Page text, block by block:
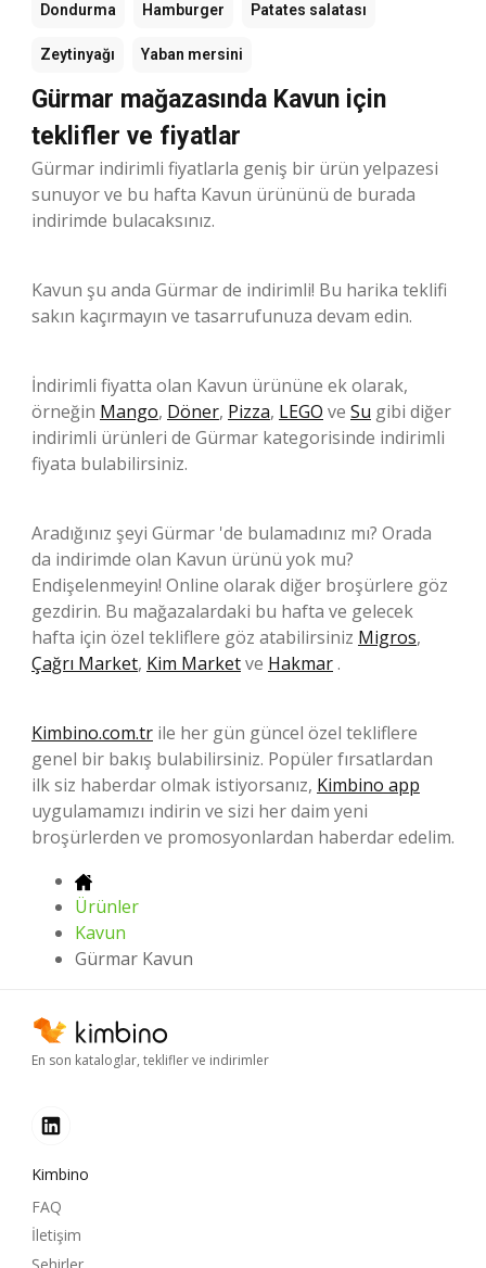
Dondurma Hamburger Patates salatası
Zeytinyağı Yaban mersini
Gürmar mağazasında Kavun için
teklifler ve fiyatlar
Gürmar indirimli fiyatlarla geniş bir ürün yelpazesi
sunuyor ve bu hafta Kavun ürününü de burada
indirimde bulacaksınız.
Kavun şu anda Gürmar de indirimli! Bu harika teklifi
sakın kaçırmayın ve tasarrufunuza devam edin.
İndirimli fiyatta olan Kavun ürününe ek olarak,
örneğin Mango, Döner, Pizza, LEGO ve Su gibi diğer
indirimli ürünleri de Gürmar kategorisinde indirimli
fiyata bulabilirsiniz.
Aradığınız şeyi Gürmar 'de bulamadınız mı? Orada
da indirimde olan Kavun ürünü yok mu?
Endişelenmeyin! Online olarak diğer broşürlere göz
gezdirin. Bu mağazalardaki bu hafta ve gelecek
hafta için özel tekliflere göz atabilirsiniz Migros,
Çağrı Market, Kim Marketve Hakmar.
Kimbino.com.tr ile her gün güncel özel tekliflere
genel bir bakış bulabilirsiniz. Popüler fırsatlardan
ilk siz haberdar olmak istiyorsanız, Kimbino app
uygulamamızı indirin ve sizi her daim yeni
broşürlerden ve promosyonlardan haberdar edelim.
Ürünler
Kavun
Gürmar Kavun
En son kataloglar, teklifler ve indirimler
Kimbino
FAQ
İletişim